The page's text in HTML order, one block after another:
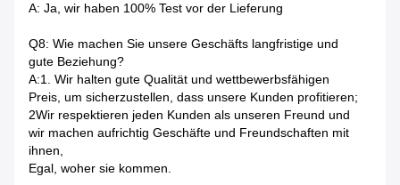
A: Ja, wir haben 100% Test vor der Lieferung
Q8: Wie machen Sie unsere Geschäfts langfristige und
gute Beziehung?
A:1. Wir halten gute Qualität und wettbewerbsfähigen
Preis, um sicherzustellen, dass unsere Kunden profitieren;
2Wir respektieren jeden Kunden als unseren Freund und
wir machen aufrichtig Geschäfte und Freundschaften mit
ihnen,
Egal, woher sie kommen.